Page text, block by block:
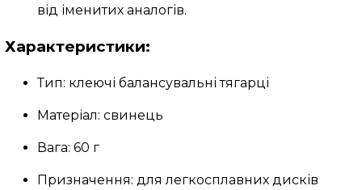
від іменитих аналогів.
Характеристики:
Тип: клеючі балансувальні тягарці
Матеріал: свинець
Вага: 60 г
Призначення: для легкосплавних дисків